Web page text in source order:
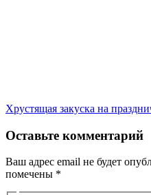
Хрустящая закуска на
Оставьте комментарий
Ваш адрес email не будет
помечены *